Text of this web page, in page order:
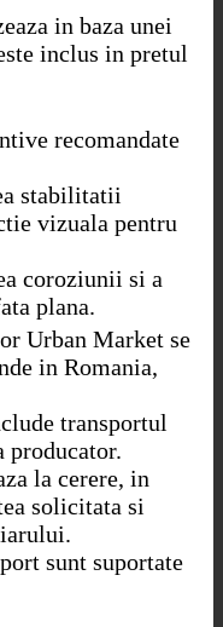
in baza unei
inclus in pretul
recomandate
stabilitatii
vizuala pentru
coroziunii si a
plana.
Urban Market se
in Romania,
transportul
producator.
la cerere, in
solicitata si
sunt suportate